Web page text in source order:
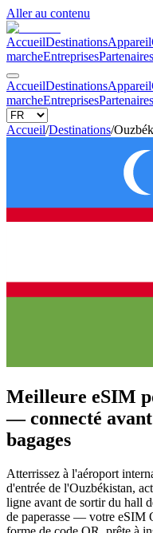
Aller au contenu
AccueilDestinationsAppareil
marcheEntreprisesPartenaires
AccueilDestinationsAppareil
marcheEntreprisesPartenaires
Accueil/Destinations/
Meilleure eSIM
— connecté
bagages
Atterrissez à l'aéroport
d'entrée de l'Ouzbékistan,
ligne avant de sortir du hall
de paperasse — votre eSIM